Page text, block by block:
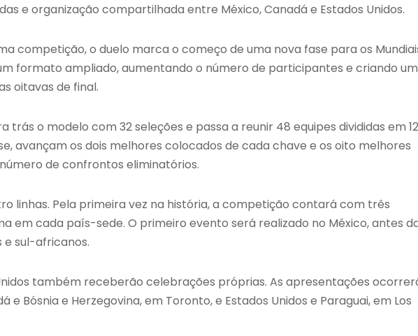
e organização compartilhada entre México, Canadá e Estados Unidos.
competição, o duelo marca o começo de uma nova fase para os
formato ampliado, aumentando o número de participantes e criando
oitavas de final.
trás o modelo com 32 seleções e passa a reunir 48 equipes divididas em 12
avançam os dois melhores colocados de cada chave e os oito melhores
de confrontos eliminatórios.
linhas. Pela primeira vez na história, a competição contará com três
em cada país-sede. O primeiro evento será realizado no México, antes
sul-africanos.
também receberão celebrações próprias. As apresentações
Bósnia e Herzegovina, em Toronto, e Estados Unidos e Paraguai, em Los